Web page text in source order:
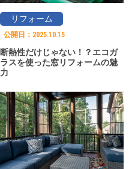
リフォーム
公開日： 2025.10.15
断熱性だけじゃない！？エコガ
ラスを使った窓リフォームの魅
力